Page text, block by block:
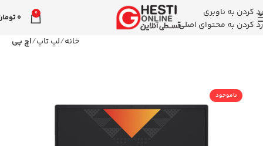
رد کردن به ناوبری
رد کردن به محتوای اصلی
0
0
خانه لپ تاپ اچ پی
ناموجود